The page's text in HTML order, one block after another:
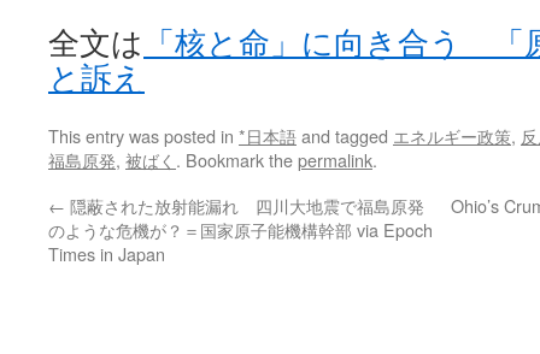
全文は 「核と命」に向き合う 「
と訴え
This entry was posted in *日本語and tagged エネルギー政策,
福島原発, 被ばく . Bookmark thepermalink.
← 隠蔽された放射能漏れ 四川大地震で福島原発
のような危機が？＝国家原子能機構幹部 via Epoch
Times in Japan
Ohio’s